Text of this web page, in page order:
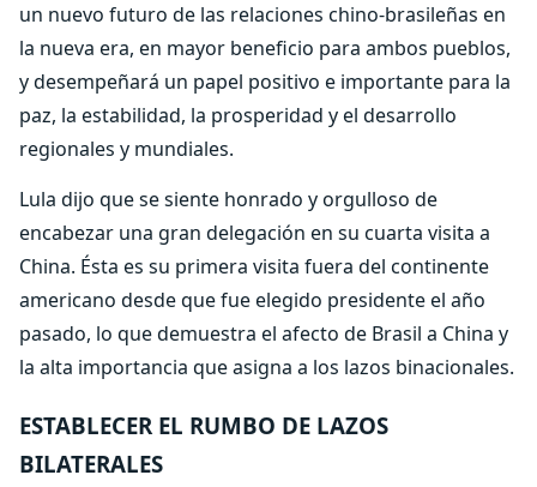
un nuevo futuro de las relaciones chino-brasileñas en
la nueva era, en mayor beneficio para ambos pueblos,
y desempeñará un papel positivo e importante para la
paz, la estabilidad, la prosperidad y el desarrollo
regionales y mundiales.
Lula dijo que se siente honrado y orgulloso de
encabezar una gran delegación en su cuarta visita a
China. Ésta es su primera visita fuera del continente
americano desde que fue elegido presidente el año
pasado, lo que demuestra el afecto de Brasil a China y
la alta importancia que asigna a los lazos binacionales.
ESTABLECER EL RUMBO DE LAZOS
BILATERALES